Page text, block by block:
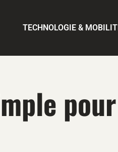
TECHNOLOGIE &